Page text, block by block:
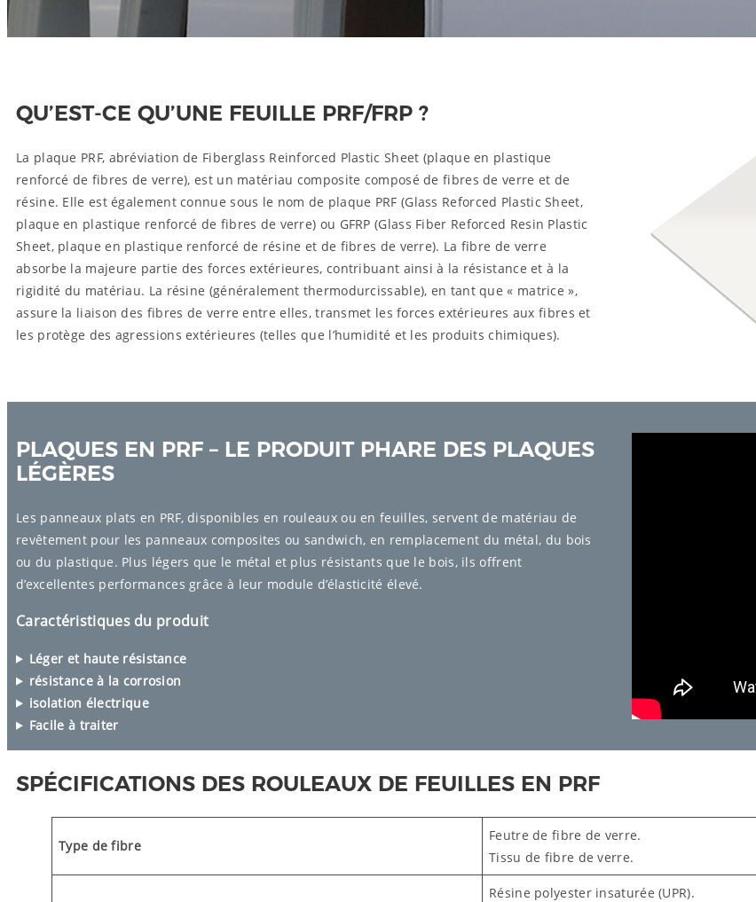
QU’EST-CE QU’UNE FEUILLE PRF/FRP ?
La plaque PRF, abréviation de Fiberglass Reinforced Plastic Sheet (plaque en plastique
renforcé de fibres de verre), est un matériau composite composé de fibres de verre et de
résine. Elle est également connue sous le nom de plaque PRF (Glass Reforced Plastic Sheet,
plaque en plastique renforcé de fibres de verre) ou GFRP (Glass Fiber Reforced Resin Plastic
Sheet, plaque en plastique renforcé de résine et de fibres de verre). La fibre de verre
absorbe la majeure partie des forces extérieures, contribuant ainsi à la résistance et à la
rigidité du matériau. La résine (généralement thermodurcissable), en tant que « matrice »,
assure la liaison des fibres de verre entre elles, transmet les forces extérieures aux fibres et
les protège des agressions extérieures (telles que l’humidité et les produits chimiques).
PLAQUES EN PRF – LE PRODUIT PHARE DES PLAQUES
LÉGÈRES
Les panneaux plats en PRF, disponibles en rouleaux ou en feuilles, servent de matériau de
revêtement pour les panneaux composites ou sandwich, en remplacement du métal, du bois
ou du plastique. Plus légers que le métal et plus résistants que le bois, ils offrent
d’excellentes performances grâce à leur module d’élasticité élevé.
Caractéristiques du produit
Léger et haute résistance
résistance à la corrosion
isolation électrique
Facile à traiter
SPÉCIFICATIONS DES ROULEAUX DE FEUILLES EN PRF
Type de fibre
Feutre de fibre de verre.
Tissu de fibre de verre.
Résine polyester insaturée (UPR).